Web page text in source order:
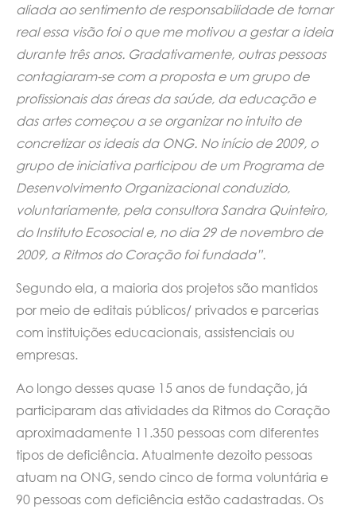
aliada ao sentimento de responsabilidade de tornar
real essa visão foi o que me motivou a gestar a ideia
durante três anos. Gradativamente, outras pessoas
contagiaram-se com a proposta e um grupo de
profissionais das áreas da saúde, da educação e
das artes começou a se organizar no intuito de
concretizar os ideais da ONG. No início de 2009, o
grupo de iniciativa participou de um Programa de
Desenvolvimento Organizacional conduzido,
voluntariamente, pela consultora Sandra Quinteiro,
do Instituto Ecosocial e, no dia 29 de novembro de
2009, a Ritmos do Coração foi fundada”.
Segundo ela, a maioria dos projetos são mantidos
por meio de editais públicos/ privados e parcerias
com instituições educacionais, assistenciais ou
empresas.
Ao longo desses quase 15 anos de fundação, já
participaram das atividades da Ritmos do Coração
aproximadamente 11.350 pessoas com diferentes
tipos de deficiência. Atualmente dezoito pessoas
atuam na ONG, sendo cinco de forma voluntária e
90 pessoas com deficiência estão cadastradas. Os